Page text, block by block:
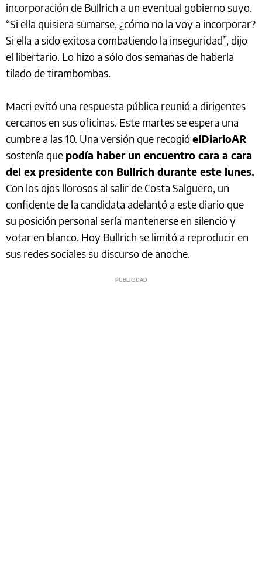
incorporación de Bullrich a un eventual gobierno suyo.
“Si ella quisiera sumarse, ¿cómo no la voy a incorporar?
Si ella a sido exitosa combatiendo la inseguridad”, dijo
el libertario. Lo hizo a sólo dos semanas de haberla
tilado de tirambombas.
Macri evitó una respuesta pública reunió a dirigentes
cercanos en sus oficinas. Este martes se espera una
cumbre a las 10. Una versión que recogióelDiarioAR
sostenía que podía haber un encuentro cara a cara
del ex presidente con Bullrich durante este lunes.
Con los ojos llorosos al salir de Costa Salguero, un
confidente de la candidata adelantó a este diario que
su posición personal sería mantenerse en silencio y
votar en blanco. Hoy Bullrich se limitó a reproducir en
sus redes sociales su discurso de anoche.